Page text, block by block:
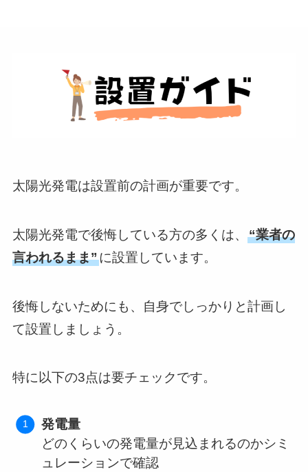
太陽光発電は設置前の計画が重要です。
太陽光発電で後悔している方の多くは、 “業者の
言われるまま”に設置しています。
後悔しないためにも、自身でしっかりと計画し
て設置しましょう。
特に以下の3点は要チェックです。
発電量
どのくらいの発電量が見込まれるのかシミ
ュレーションで確認